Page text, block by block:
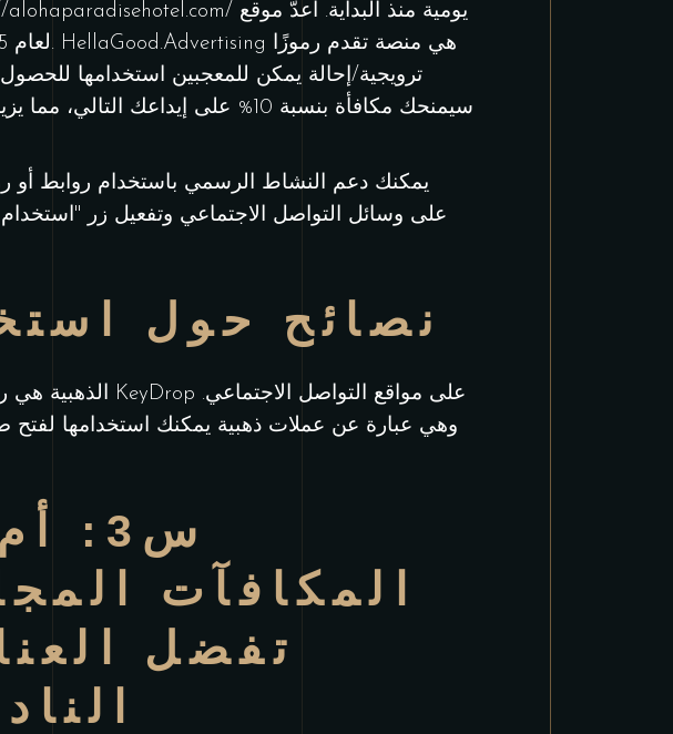
alohaparadisehotel.com/
ترويجية/إحالة يمكن للمعجبين استخدامها
يمكنك دعم النشاط الرسمي باستخدام روابط أو
نصائح حول
وهي عبارة عن عملات ذهبية يمكنك استخدامها لفتح
س3:
المكافآت
تفضل